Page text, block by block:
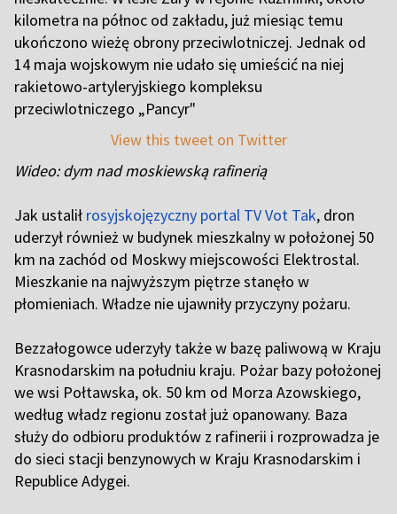
kilometra na północ od zakładu, już miesiąc temu
ukończono wieżę obrony przeciwlotniczej. Jednak od
14 maja wojskowym nie udało się umieścić na niej
rakietowo-artyleryjskiego kompleksu
przeciwlotniczego „Pancyr"
View this tweet on Twitter
Wideo: dym nad moskiewską rafinerią
Jak ustalił rosyjskojęzyczny portal TV Vot Tak, dron
uderzył również w budynek mieszkalny w położonej 50
km na zachód od Moskwy miejscowości Elektrostal.
Mieszkanie na najwyższym piętrze stanęło w
płomieniach. Władze nie ujawniły przyczyny pożaru.
Bezzałogowce uderzyły także w bazę paliwową w Kraju
Krasnodarskim na południu kraju. Pożar bazy położonej
we wsi Połtawska, ok. 50 km od Morza Azowskiego,
według władz regionu został już opanowany. Baza
służy do odbioru produktów z rafinerii i rozprowadza je
do sieci stacji benzynowych w Kraju Krasnodarskim i
Republice Adygei.